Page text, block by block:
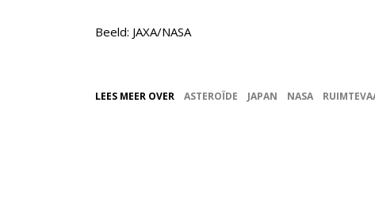
Beeld: JAXA/NASA
LEES MEER OVER ASTEROÏDE JAPAN NASA